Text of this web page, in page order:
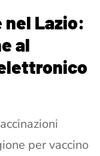
Lazio:
al
per vaccino